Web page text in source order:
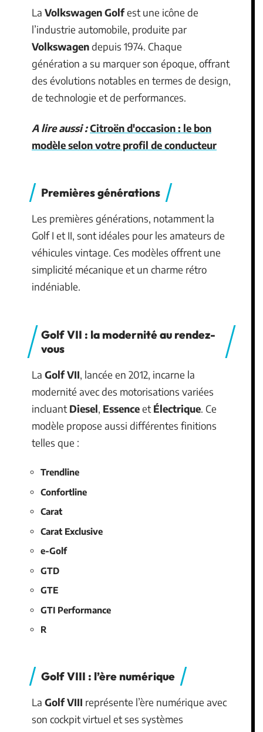
La Volkswagen Golfest une icône de
l’industrie automobile, produite par
Volkswagendepuis 1974. Chaque
génération a su marquer son époque, offrant
des évolutions notables en termes de design,
de technologie et de performances.
A lire aussi :Citroën d'occasion : le bon
modèle selon votre profil de conducteur
Premières générations
Les premières générations, notamment la
Golf I et II, sont idéales pour les amateurs de
véhicules vintage. Ces modèles offrent une
simplicité mécanique et un charme rétro
indéniable.
Golf VII : la modernité au rendez-
vous
La Golf VII, lancée en 2012, incarne la
modernité avec des motorisations variées
incluant Diesel, Essenceet Électrique. Ce
modèle propose aussi différentes finitions
telles que :
Trendline
Confortline
Carat
Carat Exclusive
e-Golf
GTD
GTE
GTI Performance
R
Golf VIII : l’ère numérique
La Golf VIII représente l’ère numérique avec
son cockpit virtuel et ses systèmes